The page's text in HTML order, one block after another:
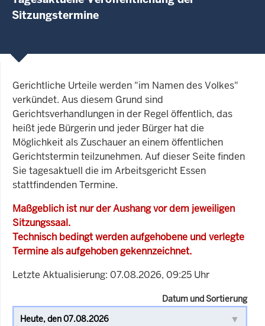
Sitzungstermine
Gerichtliche Urteile werden "im Namen des Volkes"
verkündet. Aus diesem Grund sind
Gerichtsverhandlungen in der Regel öffentlich, das
heißt jede Bürgerin und jeder Bürger hat die
Möglichkeit als Zuschauer an einem öffentlichen
Gerichtstermin teilzunehmen. Auf dieser Seite finden
Sie tagesaktuell die im Arbeitsgericht Essen
stattfindenden Termine.
Maßgeblich ist nur der Aushang vor dem jeweiligen
Sitzungssaal.
Technisch bedingt werden aufgehobene und verlegte
Termine als aufgehoben gekennzeichnet.
Letzte Aktualisierung: 07.08.2026, 09:25 Uhr
Datum und Sortierung